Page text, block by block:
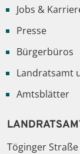
Jobs &
Presse
Bürgerbüros
Landratsamt
Amtsblätter
Töginger Straße